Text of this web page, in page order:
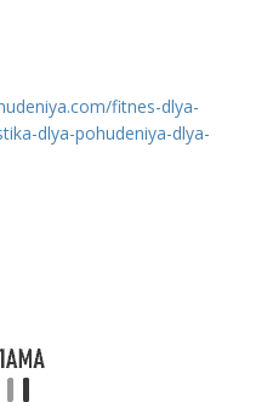
fitnes-dlya-
dlya-pohudeniya-dlya-